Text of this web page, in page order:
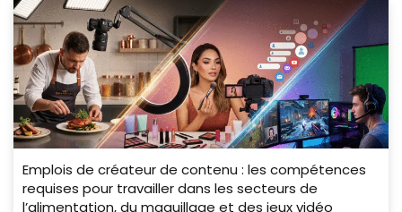
Emplois de créateur de contenu : les compétences
requises pour travailler dans les secteurs de
l’alimentation, du maquillage et des jeux vidéo